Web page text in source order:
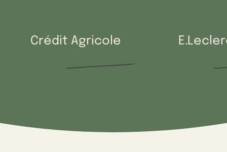
Crédit Agricole